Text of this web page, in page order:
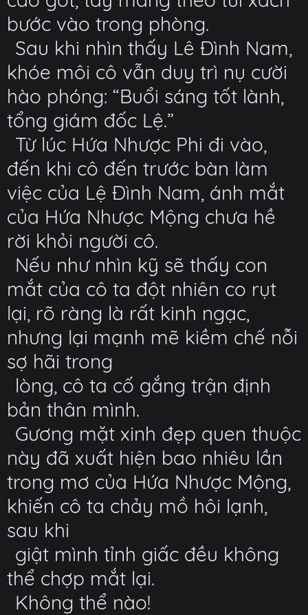
bước vào trong phòng.
Sau khi nhìn thấy Lê Đình Nam,
khóe môi cô vẫn duy trì nụ cười
hào phóng: “Buổi sáng tốt lành,
tổng giám đốc Lệ.”
Từ lúc Hứa Nhược Phi đi vào,
đến khi cô đến trước bàn làm
việc của Lệ Đình Nam, ánh mắt
của Hứa Nhược Mộng chưa hề
rời khỏi người cô.
Nếu như nhìn kỹ sẽ thấy con
mắt của cô ta đột nhiên co rụt
lại, rõ ràng là rất kinh ngạc,
nhưng lại mạnh mẽ kiềm chế nỗi
sợ hãi trong
lòng, cô ta cố gắng trận định
bản thân mình.
Gương mặt xinh đẹp quen thuộc
này đã xuất hiện bao nhiêu lần
trong mơ của Hứa Nhược Mộng,
khiến cô ta chảy mồ hôi lạnh,
sau khi
giật mình tỉnh giấc đều không
thể chợp mắt lại.
Không thể nào!